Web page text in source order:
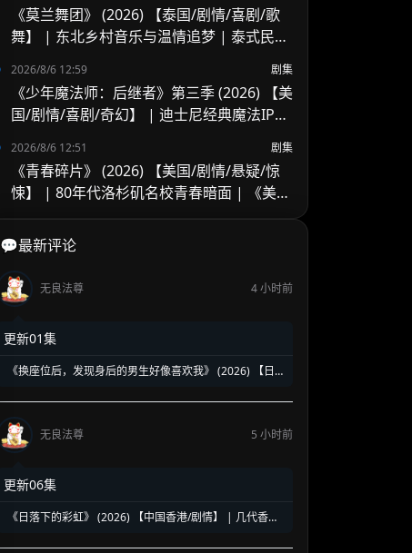
《莫兰舞团》 (2026) 【泰国/剧情/喜剧/歌
舞】 | 东北乡村音乐与温情追梦 | 泰式民谣
2026/8/6 12:59 剧集
《少年魔法师：后继者》第三季 (2026) 【美
国/剧情/喜剧/奇幻】 | 迪士尼经典魔法IP终
2026/8/6 12:51 剧集
《青春碎片》 (2026) 【美国/剧情/悬疑/惊
悚】 | 80年代洛杉矶名校青春暗面 | 《美国
💬最新评论
无良法尊 4 小时前
更新01集
《换座位后，发现身后的男生好像喜欢我》 (2026) 【日
座位引发的直球高甜校园BL
无良法尊
5 小时前
更新06集
《日落下的彩虹》 (2026) 【中国香港/剧情】 | 几代香港